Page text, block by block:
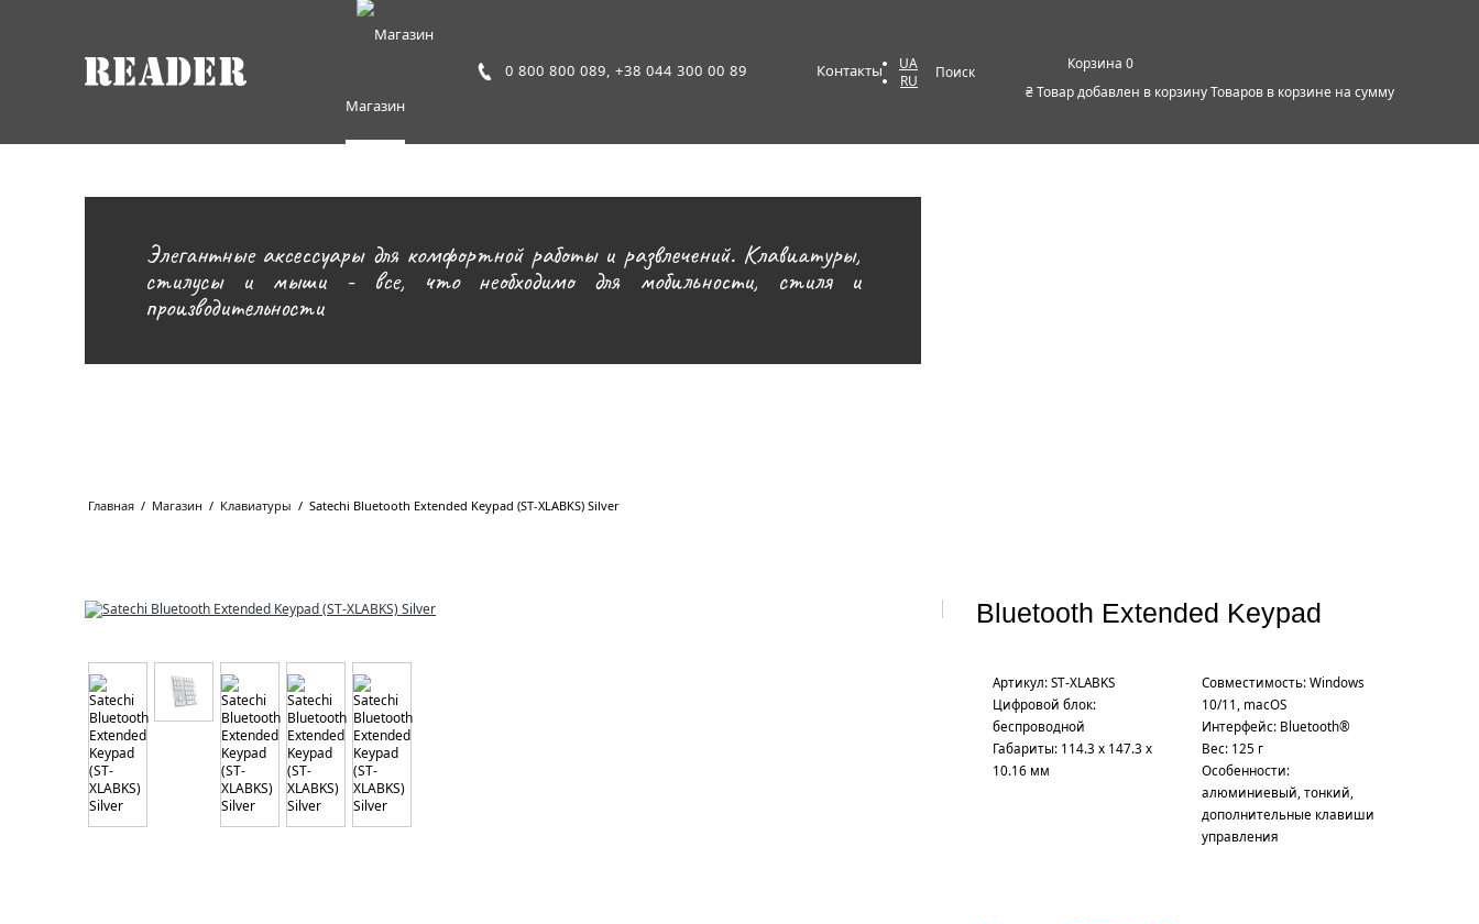
Магазин
0 800 800 089, +38 044 300 00 89 Контакты
UA
RU
Поиск
0
₴Товар добавлен в корзинуТоваров в корзине на сумму
Элегантные аксессуары для комфортной работы и развлечений. Клавиатуры,
стилусы и мыши - все, что необходимо для мобильности, стиля и
производительности
Главная / Магазин / Клавиатуры / Satechi Bluetooth Extended Keypad (ST-XLABKS) Silver
Bluetooth Extended Keypad
Артикул: ST-XLABKS
Совместимость: Windows
10/11, macOS
Цифровой блок:
беспроводной
Интерфейс: Bluetooth®
Габариты: 114.3 х 147.3 х
10.16 мм
Вес: 125 г
Особенности:
алюминиевый, тонкий,
дополнительные клавиши
управления